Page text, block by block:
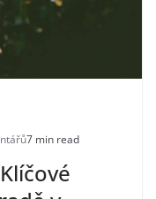
7 min read